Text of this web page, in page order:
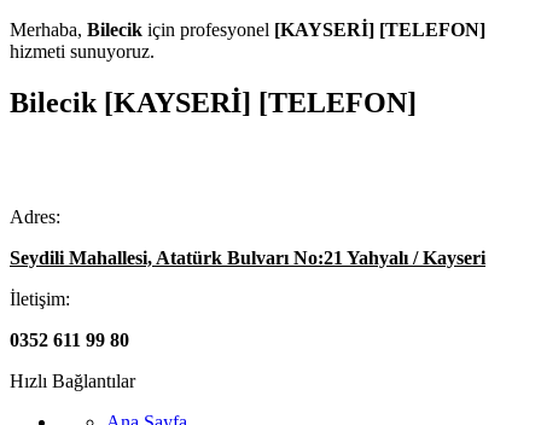
Merhaba, Bilecik için profesyonel [KAYSERİ] [TELEFON]
hizmeti sunuyoruz.
Bilecik [KAYSERİ] [TELEFON]
Adres:
Seydili Mahallesi, Atatürk Bulvarı No:21 Yahyalı / Kayseri
İletişim:
0352 611 99 80
Hızlı Bağlantılar